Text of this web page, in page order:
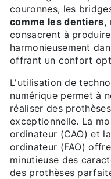
couronnes, les
comme les dentiers,
consacrent à
harmonieusement
offrant un confort
L'utilisation de
numérique permet à
réaliser des
exceptionnelle. La
ordinateur (CAO) et
ordinateur (FAO)
minutieuse des
des prothèses